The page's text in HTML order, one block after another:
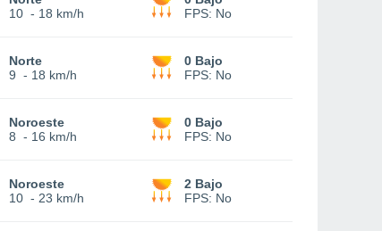
10 - 18 km/h
FPS: No
Norte
9 - 18 km/h
0 Bajo
FPS: No
Noroeste
8 - 16 km/h
0 Bajo
FPS: No
Noroeste
10 - 23 km/h
2 Bajo
FPS: No